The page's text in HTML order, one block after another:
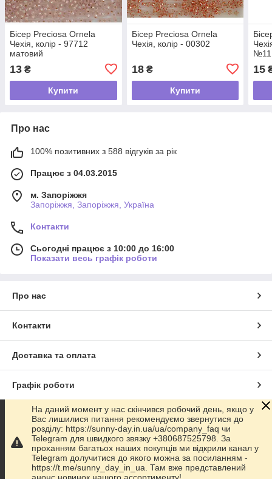
Бісер Preciosa Ornela
Чехія, колір - 97712
матовий
13 ₴
Купити
Бісер Preciosa Ornela
Чехія, колір - 00302
18₴
Купити
№11
15
Про нас
100% позитивних з 588 відгуків за рік
Працює з 04.03.2015
м. Запоріжжя
Запоріжжя, Запоріжжя, Україна
Контакти
Сьогодні працює з 10:00 до 16:00
Показати весь графік роботи
Про нас
Контакти
Доставка та оплата
Графік роботи
Повна версія сайту
Сайт створено на маркетплейсі Prom.ua
Політика конфіденційності
На даний момент у нас скінчився робочий день, якщо у
Вас лишилися питання рекомендуємо звернутися до
розділу: https://sunny-day.in.ua/ua/company_faq чи
Telegram для швидкого звязку +380687525798. За
проханням багатьох наших покупців ми відкрили канал у
Telegram долучитися до якого можна за посиланням -
https://t.me/sunny_day_in_ua. Там вже представлений